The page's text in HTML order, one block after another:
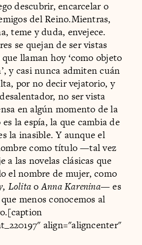
descubrir, encarcelar o
del Reino.Mientras,
teme y duda, envejece.
se quejan de ser vistas
llaman hoy ‘como objeto
y casi nunca admiten cuán
por no decir vejatorio, y
no ser vista
en algún momento de la
la espía, la que cambia de
la inasible. Y aunque el
como título —tal vez
a las novelas clásicas que
el nombre de mujer, como
LolitaoAnna Karenina— es
menos conocemos al
align="aligncenter"